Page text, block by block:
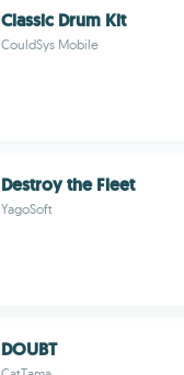
Classic Drum Kit
CouldSys Mobile
Destroy the Fleet
YagoSoft
DOUBT